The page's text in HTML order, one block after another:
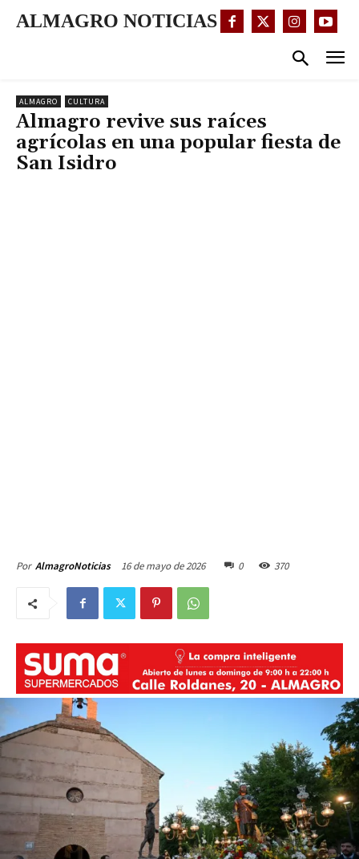
ALMAGRO NOTICIAS
ALMAGRO CULTURA
Almagro revive sus raíces
agrícolas en una popular fiesta de
San Isidro
Por AlmagroNoticias 16 de mayo de 2026 0 370